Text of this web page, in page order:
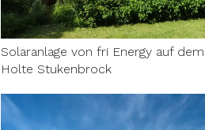
Solaranlage von fri Energy auf
Holte Stukenbrock